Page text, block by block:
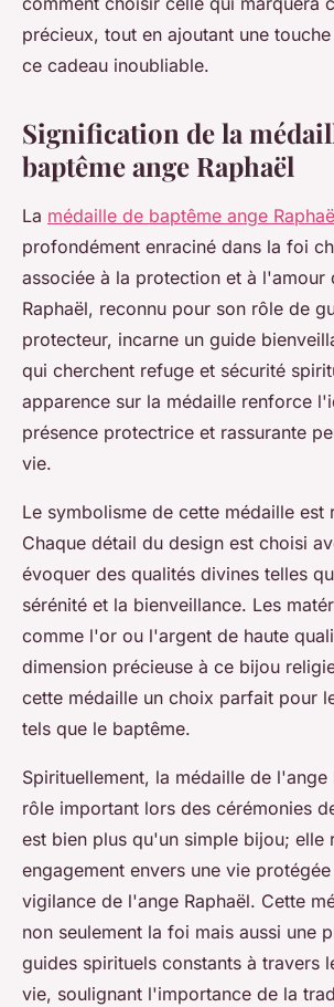
précieux, tout en ajoutant une
ce cadeau inoubliable.
Signification de la
baptême ange Raphaël
La médaille de baptême ange
profondément enraciné dans la foi
associée à la protection et à l'amour
Raphaël, reconnu pour son rôle de
protecteur, incarne un guide
qui cherchent refuge et sécurité
apparence sur la médaille renforce
présence protectrice et rassurante
vie.
Le symbolisme de cette médaille est
Chaque détail du design est choisi
évoquer des qualités divines telles
sérénité et la bienveillance. Les
comme l'or ou l'argent de haute
dimension précieuse à ce bijou
cette médaille un choix parfait pour
tels que le baptême.
Spirituellement, la médaille de l'ange
rôle important lors des cérémonies
est bien plus qu'un simple bijou; elle
engagement envers une vie
vigilance de l'ange Raphaël. Cette
non seulement la foi mais aussi une
guides spirituels constants à travers
vie, soulignant l'importance de la